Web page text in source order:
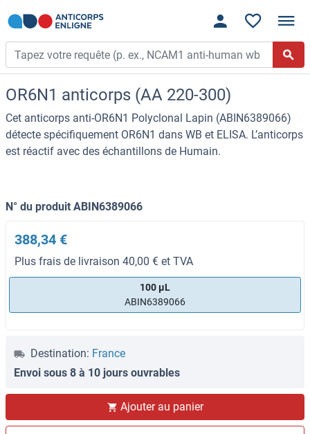
OR6N1 anticorps (AA 220-300)
Cet anticorps anti-OR6N1 Polyclonal Lapin (ABIN6389066)
détecte spécifiquement OR6N1 dans WB et ELISA. L’anticorps
est réactif avec des échantillons de Humain.
N° du produit ABIN6389066
388,34 €
Plus frais de livraison 40,00 € et TVA
100 μL
ABIN6389066
Destination: France
Envoi sous 8 à 10 jours ouvrables
Ajouter au panier